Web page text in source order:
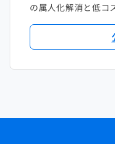
の属人化解消と低コ